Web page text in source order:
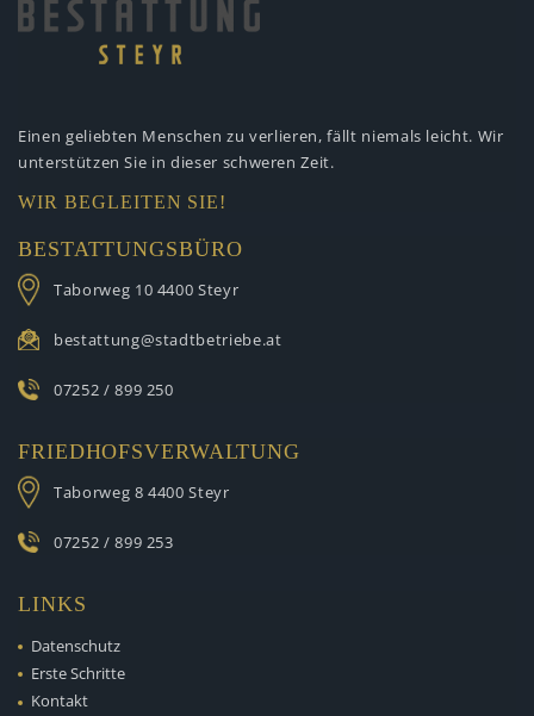
Einen geliebten Menschen zu verlieren, fällt niemals leicht. Wir
unterstützen Sie in dieser schweren Zeit.
WIR BEGLEITEN SIE!
BESTATTUNGSBÜRO
Taborweg 10 4400 Steyr
bestattung@stadtbetriebe.at
07252 / 899 250
FRIEDHOFSVERWALTUNG
Taborweg 8 4400 Steyr
07252 / 899 253
LINKS
Datenschutz
Erste Schritte
Kontakt